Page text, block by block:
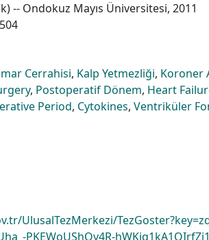
-- Ondokuz Mayıs Üniversitesi, 2011
Cerrahisi, Kalp Yetmezliği, Koroner
, Postoperatif Dönem, Heart
Period, Cytokines, Ventriküler
UlusalTezMerkezi/
PKEWoUShQy4R-